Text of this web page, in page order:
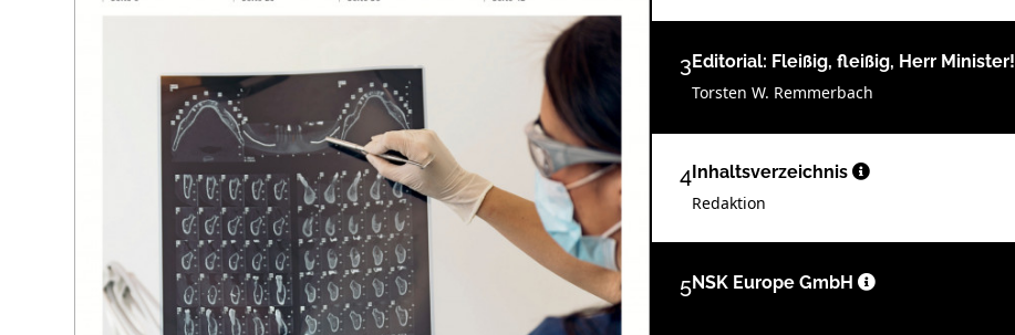
3Editorial: Fleißig, fleißig, Herr Minister!
Torsten W. Remmerbach
4Inhaltsverzeichnis
Redaktion
5NSK Europe GmbH